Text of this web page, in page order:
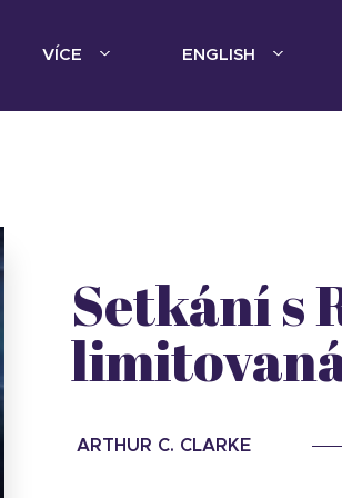
VÍCE ENGLISH
Setkání s
ARTHUR C. CLARKE